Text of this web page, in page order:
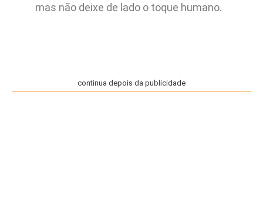
mas não deixe de lado o toque humano.
continua depois da publicidade